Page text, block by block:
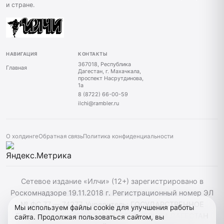
и стране.
НАВИГАЦИЯ
Главная
КОНТАКТЫ
367018, Республика
Дагестан, г. Махачкала,
проспект Насрутдинова,
1а
8 (8722) 66-00-59
ilchi@rambler.ru
О холдингеОбратная связьПолитика конфиденциальности
Сетевое издание «Илчи» (12+) зарегистрировано в
Роскомнадзоре 19.11.2018 г. Регистрационный номер ЭЛ
№ ФС 77 — 74277. Учредитель: ГОСУДАРСТВЕННОЕ
БЮДЖЕТНОЕ УЧРЕЖДЕНИЕ РЕСПУБЛИКИ ДАГЕСТАН
Мы используем файлы cookie для улучшения работы
сайта. Продолжая пользоваться сайтом, вы